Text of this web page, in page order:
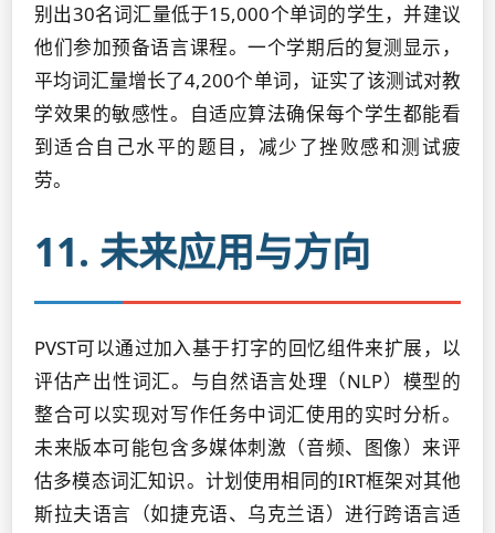
别出30名词汇量低于15,000个单词的学生，并建议
他们参加预备语言课程。一个学期后的复测显示，
平均词汇量增长了4,200个单词，证实了该测试对教
学效果的敏感性。自适应算法确保每个学生都能看
到适合自己水平的题目，减少了挫败感和测试疲
劳。
11. 未来应用与方向
PVST可以通过加入基于打字的回忆组件来扩展，以
评估产出性词汇。与自然语言处理（NLP）模型的
整合可以实现对写作任务中词汇使用的实时分析。
未来版本可能包含多媒体刺激（音频、图像）来评
估多模态词汇知识。计划使用相同的IRT框架对其他
斯拉夫语言（如捷克语、乌克兰语）进行跨语言适